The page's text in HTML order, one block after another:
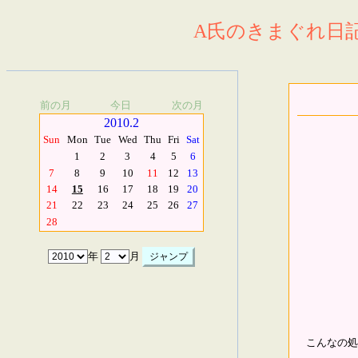
A氏のきまぐれ日
前の月 今日 次の月
2010.2
Sun Mon Tue Wed Thu Fri Sat
1
2 3 4 5
6
7
8 9 10 11 12
13
14
15 16 17 18 19
20
21
22 23 24 25 26
27
28
年 月
こんなの